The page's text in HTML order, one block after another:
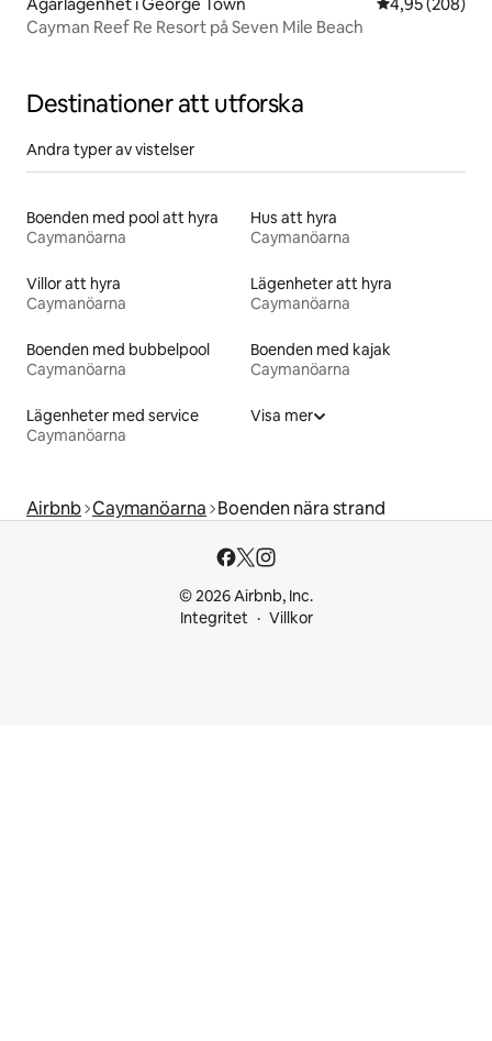
Cayman Reef Re Resort på Seven Mile Beach
Destinationer att utforska
Andra typer av vistelser
Boenden med pool att hyra
Caymanöarna
Hus att hyra
Caymanöarna
Villor att hyra
Caymanöarna
Lägenheter att hyra
Caymanöarna
Boenden med bubbelpool
Caymanöarna
Boenden med kajak
Caymanöarna
Lägenheter med service
Caymanöarna
Visa mer
Airbnb Caymanöarna Boenden nära strand
© 2026 Airbnb, Inc.
Integritet
Villkor